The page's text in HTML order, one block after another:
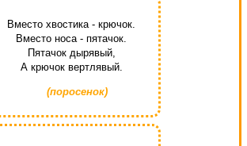
Вместо хвостика - крючок.
Вместо носа - пятачок.
Пятачок дырявый,
А крючок вертлявый.
(поросенок)